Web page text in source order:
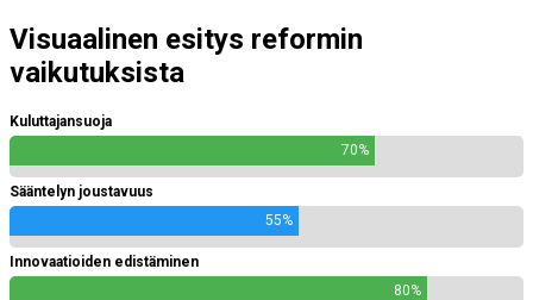
Visuaalinen esitys reformin
vaikutuksista
Kuluttajansuoja
70%
Sääntelyn joustavuus
55%
Innovaatioiden edistäminen
80%